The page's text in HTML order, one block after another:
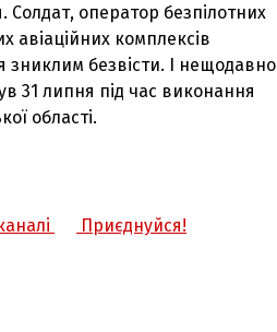
Солдат, оператор безпілотних
авіаційних комплексів
зниклим безвісти. І нещодавно
31 липня під час виконання
області.
Приєднуйся!